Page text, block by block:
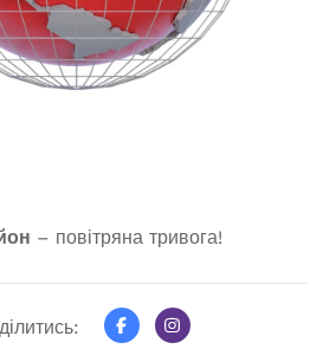
– повітряна тривога!